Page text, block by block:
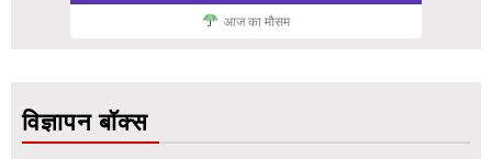
आज का मौसम
विज्ञापन बॉक्स